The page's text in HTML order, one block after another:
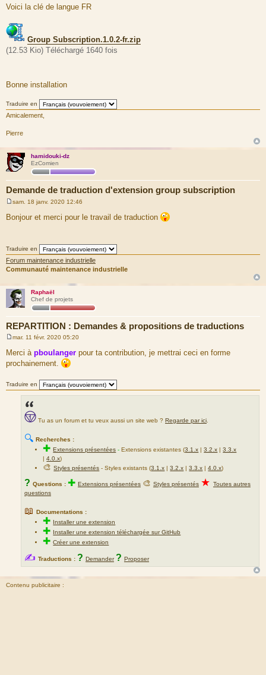
a
g
Voici la clé de langue FR
Group Subscription.1.0.2-fr.zip
(12.53 Kio) Téléchargé 1640 fois
Bonne installation
Traduire en
Amicalement,
Pierre
hamidouki-dz
EzComien
Demande de traduction d'extension group subscription
s
e
sam. 18 janv. 2020 12:46
Bonjour et merci pour le travail de traduction
Traduire en
Forum maintenance industrielle
Communauté maintenance industrielle
Raphaël
Chef de projets
REPARTITION : Demandes & propositions de traductions
e
s
s
e
mar. 11 févr. 2020 05:20
Merci à pboulanger pour ta contribution, je mettrai ceci en forme
prochainement.
Traduire en
Tu as un forum et tu veux aussi un site web ? Regarde par ici
🔍 Recherches :
✚Extensions présentées -Extensions existantes (3.1.x |3.2.x |3.3.x
|4.0.x)
🎨Styles présentés - Styles existants (3.1.x |3.2.x |3.3.x |4.0.x)
? Questions : ✚ Extensions présentées 🎨 Styles présentés ★ Toutes autres
questions
📖 Documentations :
✚ Installer une extension
✚ Installer une extension téléchargée sur GitHub
✚Créer une extension
✍ Traductions : ? Demander ? Proposer
Contenu publicitaire :